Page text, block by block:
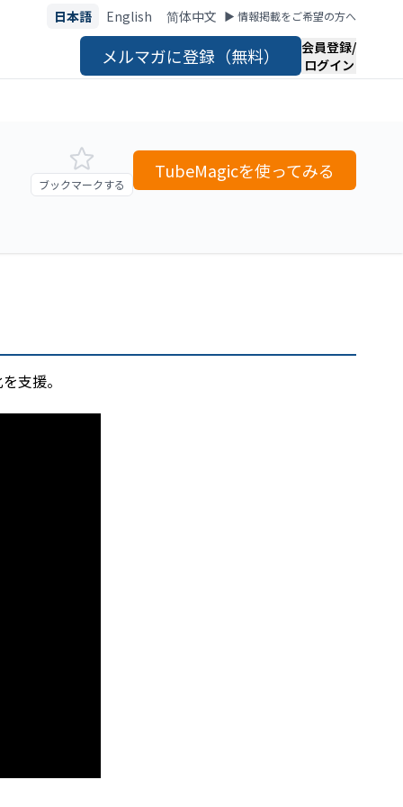
日本語 English 简体中文 ▶︎ 情報掲載をご希望の方へ
メルマガに登録（無料）
会員登録/
ログイン
ブックマークする
TubeMagicを使ってみる
支援。